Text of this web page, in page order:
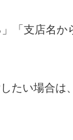
「支店名
たい場合は、